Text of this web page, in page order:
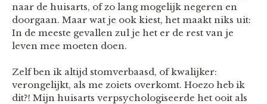
naar de huisarts, of zo lang mogelijk negeren en
doorgaan. Maar wat je ook kiest, het maakt niks uit:
In de meeste gevallen zul je het er de rest van je
leven mee moeten doen.
Zelf ben ik altijd stomverbaasd, of kwalijker:
verongelijkt, als me zoiets overkomt. Hoezo heb ik
dit?! Mijn huisarts verpsychologiseerde het ooit als